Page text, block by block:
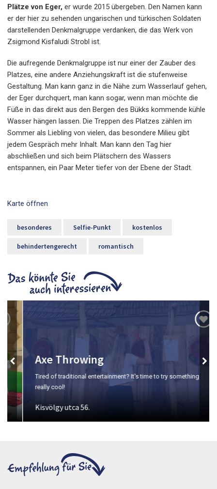
Plätze von Eger, er wurde 2015 übergeben. Den Namen kann
er der hier zu sehenden ungarischen und türkischen Soldaten
darstellenden Denkmalgruppe verdanken, die das Werk von
Zsigmond Kisfaludi Strobl ist.
Die aufregende Denkmalgruppe ist nur einer der Zauber des
Platzes, eine andere Anziehungskraft ist die stufenweise
Gestaltung. Man kann ganz in die Nähe zum Wasserlauf gehen,
der Eger durchquert, man kann sogar, wenn man möchte die
Füße in das direkt aus den Bergen des Bükks kommende kühle
Wasser hängen lassen. Die Treppen des Platzes zählen im
Sommer als Liebling von vielen, das besondere Milieu gibt
jedem Gespräch mehr Inhalt. Man kann den Tag hier
abschließen und sich beim Plätschern des Wassers
entspannen, ein Paar Meter tiefer von der Ebene der Stadt.
Karte öffnen
besonderes Selfie-Punkt kostenlos
behindertengerecht romantisch
Axe Throwing
Tired of traditional entertainment? It's time to try something
really cool!
Kisvölgy utca 56.